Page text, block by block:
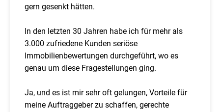
gern gesenkt hätten.
In den letzten 30 Jahren habe ich für mehr als
3.000 zufriedene Kunden seriöse
Immobilienbewertungen durchgeführt, wo es
genau um diese Fragestellungen ging.
Ja, und es ist mir sehr oft gelungen, Vorteile für
meine Auftraggeber zu schaffen, gerechte